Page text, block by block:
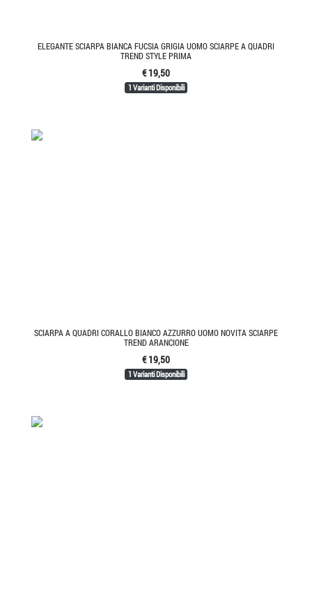
ELEGANTE SCIARPA BIANCA FUCSIA GRIGIA UOMO SCIARPE A QUADRI
TREND STYLE PRIMA
€ 19,50
1 Varianti Disponibili
SCIARPA A QUADRI CORALLO BIANCO AZZURRO UOMO NOVITA SCIARPE
TREND ARANCIONE
€ 19,50
1 Varianti Disponibili